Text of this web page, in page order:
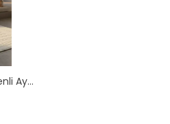
%100 Pamuk Dama Desenli Ayak Havlusu (50x70 cm)